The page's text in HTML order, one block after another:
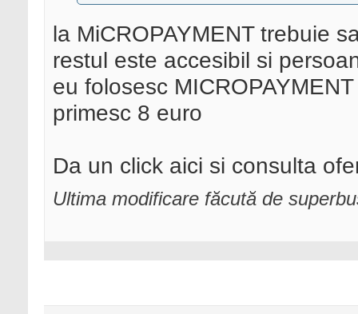
la MiCROPAYMENT trebuie
restul este accesibil si
eu folosesc
primesc 8 euro
Da un click aici si consulta
Ultima modificare făcută de